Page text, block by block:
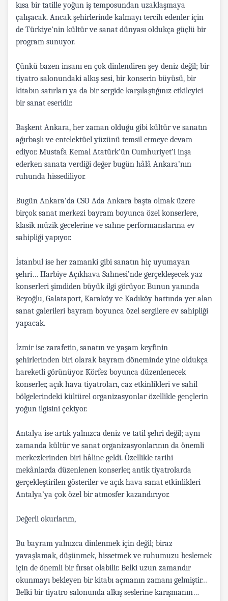
kısa bir tatille yoğun iş temposundan uzaklaşmaya
çalışacak. Ancak şehirlerinde kalmayı tercih edenler için
de Türkiye’nin kültür ve sanat dünyası oldukça güçlü bir
program sunuyor.
Çünkü bazen insanı en çok dinlendiren şey deniz değil; bir
tiyatro salonundaki alkış sesi, bir konserin büyüsü, bir
kitabın satırları ya da bir sergide karşılaştığınız etkileyici
bir sanat eseridir.
Başkent Ankara, her zaman olduğu gibi kültür ve sanatın
ağırbaşlı ve entelektüel yüzünü temsil etmeye devam
ediyor. Mustafa Kemal Atatürk’ün Cumhuriyet’i inşa
ederken sanata verdiği değer bugün hâlâ Ankara’nın
ruhunda hissediliyor.
Bugün Ankara’da CSO Ada Ankara başta olmak üzere
birçok sanat merkezi bayram boyunca özel konserlere,
klasik müzik gecelerine ve sahne performanslarına ev
sahipliği yapıyor.
İstanbul ise her zamanki gibi sanatın hiç uyumayan
şehri… Harbiye Açıkhava Sahnesi’nde gerçekleşecek yaz
konserleri şimdiden büyük ilgi görüyor. Bunun yanında
Beyoğlu, Galataport, Karaköy ve Kadıköy hattında yer alan
sanat galerileri bayram boyunca özel sergilere ev sahipliği
yapacak.
İzmir ise zarafetin, sanatın ve yaşam keyfinin
şehirlerinden biri olarak bayram döneminde yine oldukça
hareketli görünüyor. Körfez boyunca düzenlenecek
konserler, açık hava tiyatroları, caz etkinlikleri ve sahil
bölgelerindeki kültürel organizasyonlar özellikle gençlerin
yoğun ilgisini çekiyor.
Antalya ise artık yalnızca deniz ve tatil şehri değil; aynı
zamanda kültür ve sanat organizasyonlarının da önemli
merkezlerinden biri hâline geldi. Özellikle tarihi
mekânlarda düzenlenen konserler, antik tiyatrolarda
gerçekleştirilen gösteriler ve açık hava sanat etkinlikleri
Antalya’ya çok özel bir atmosfer kazandırıyor.
Değerli okurlarım,
Bu bayram yalnızca dinlenmek için değil; biraz
yavaşlamak, düşünmek, hissetmek ve ruhumuzu beslemek
için de önemli bir fırsat olabilir. Belki uzun zamandır
okunmayı bekleyen bir kitabı açmanın zamanı gelmiştir…
Belki bir tiyatro salonunda alkış seslerine karışmanın…